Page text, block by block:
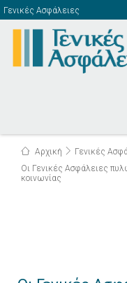
Γενικές Ασφάλειες
Αρχική Γενικές
Οι Γενικές Ασφάλειες
κοινωνίας